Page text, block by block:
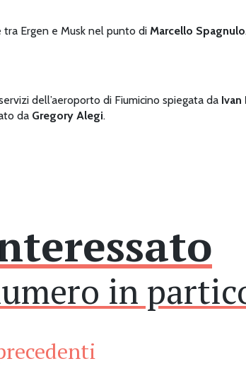
tra Ergen e Musk nel punto di Marcello Spagnulo
dell’aeroporto di Fiumicino spiegata da Ivan
da Gregory Alegi.
in